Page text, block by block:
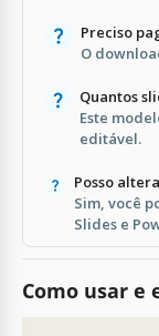
Preciso
O
Quantos
Este
editável.
Posso
Sim, você
Slides e
Como usar e